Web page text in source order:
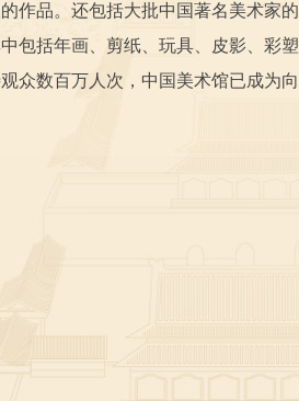
作品。还包括大批中国著名美术
包括年画、剪纸、玩具、皮影、彩
众数百万人次，中国美术馆已成为